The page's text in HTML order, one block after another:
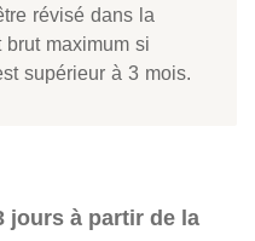
révisé dans la
maximum si
supérieur à 3 mois.
jours à partir de la